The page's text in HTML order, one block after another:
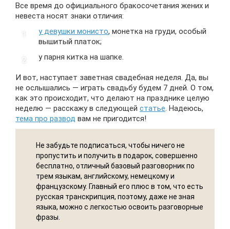
Все время до официального бракосочетания жених и
невеста носят знаки отличия:
у девушки монисто, монетка на груди, особый
вышитый платок;
у парня китка на шапке.
И вот, наступает заветная свадебная неделя. Да, вы
не ослышались — играть свадьбу будем 7 дней. О том,
как это происходит, что делают на празднике целую
неделю — расскажу в следующей статье. Надеюсь,
тема про развод вам не пригодится!
Не забудьте подписаться, чтобы ничего не
пропустить и получить в подарок, совершенно
бесплатно, отличный базовый разговорник по
трем языкам, английскому, немецкому и
французскому. Главный его плюс в том, что есть
русская транскрипция, поэтому, даже не зная
языка, можно с легкостью освоить разговорные
фразы.